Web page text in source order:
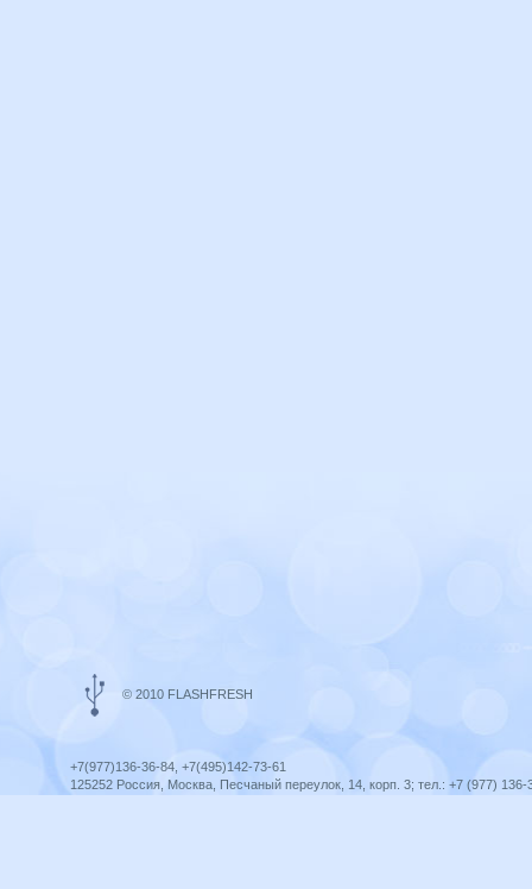
© 2010 FLASHFRESH
+7(977)136-36-84, +7(495)142-73-61
125252 Россия, Москва, Песчаный переулок, 14, корп. 3; тел.: +7 (977) 136-